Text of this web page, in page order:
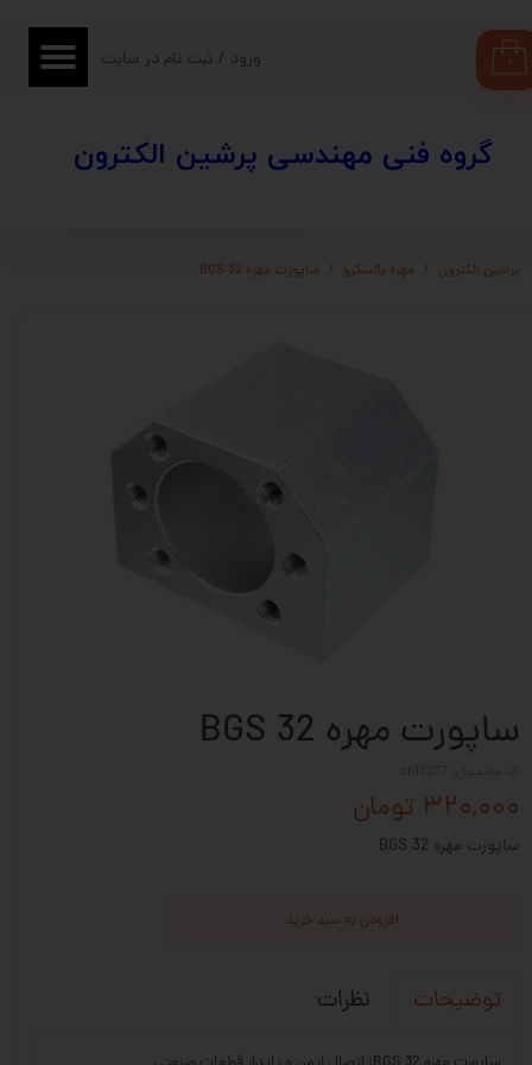
​​گروه فنی مهندسی پرشین الکترون
۰ ورود / ثبت نام در سایت
حساب کاربری من
سفارشات
پرشین الکترون مهره بالسکرو ساپورت مهره BGS 32
ساپورت مهره BGS 32
۳۲۰,۰۰۰ تومان
ساپورت مهره BGS 32
افزودن به سبد خرید
توضیحات نظرات